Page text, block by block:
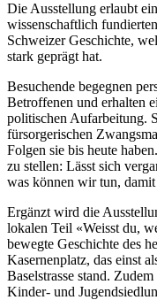
Die Ausstellung erlaubt
wissenschaftlich
Schweizer Geschichte,
stark geprägt hat.
Besuchende begegnen
Betroffenen und erhalten
politischen Aufarbeitung.
fürsorgerischen
Folgen sie bis heute
zu stellen: Lässt sich
was können wir tun,
Ergänzt wird die
lokalen Teil «Weisst du,
bewegte Geschichte des
Kasernenplatz, das einst
Baselstrasse stand.
Kinder- und